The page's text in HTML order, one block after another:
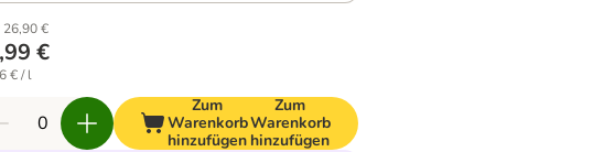
26,90 €
€
€ / l
Zum
Warenkorb
hinzufügen
Zum
Warenkorb
hinzufügen